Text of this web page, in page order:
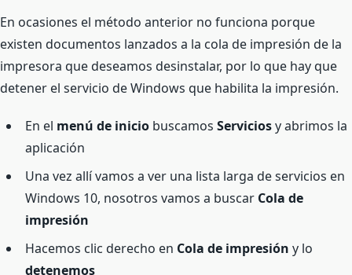
En ocasiones el método anterior no funciona porque
existen documentos lanzados a la cola de impresión de la
impresora que deseamos desinstalar, por lo que hay que
detener el servicio de Windows que habilita la impresión.
En el menú de inicio buscamos Serviciosy abrimos la
aplicación
Una vez allí vamos a ver una lista larga de servicios en
Windows 10, nosotros vamos a buscar Cola de
impresión
Hacemos clic derecho en Cola de impresión y lo
detenemos